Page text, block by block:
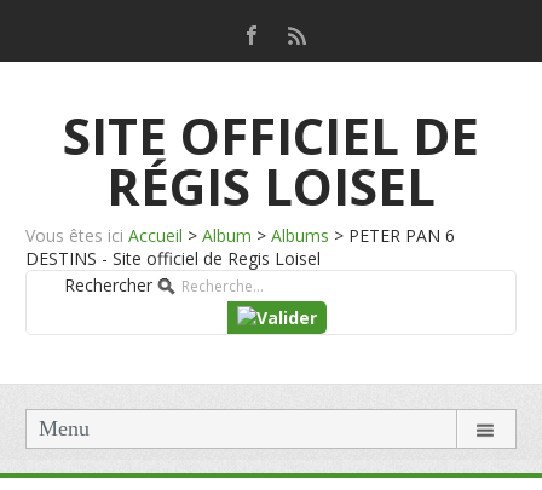
SITE OFFICIEL DE
RÉGIS LOISEL
Vous êtes ici Accueil > Album > Albums > PETER PAN 6
DESTINS - Site officiel de Regis Loisel
Rechercher
Menu